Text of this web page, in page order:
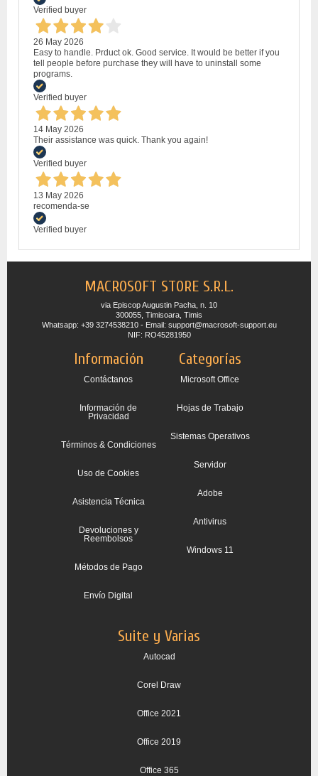
Verified buyer
26 May 2026
Easy to handle. Prduct ok. Good service. It would be better if you
tell people before purchase they will have to uninstall some
programs.
Verified buyer
14 May 2026
Their assistance was quick. Thank you again!
Verified buyer
13 May 2026
recomenda-se
Verified buyer
MACROSOFT STORE S.R.L.
via Episcop Augustin Pacha, n. 10
300055, Timisoara, Timis
Whatsapp: +39 3274538210 - Email: support@macrosoft-support.eu
NIF: RO45281950
Información
Contáctanos
Información de
Privacidad
Términos & Condiciones
Uso de Cookies
Asistencia Técnica
Devoluciones y
Reembolsos
Métodos de Pago
Envío Digital
Categorías
Microsoft Office
Hojas de Trabajo
Sistemas Operativos
Servidor
Adobe
Antivirus
Windows 11
Suite y Varias
Autocad
Corel Draw
Office 2021
Office 2019
Office 365